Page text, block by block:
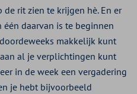
de rit zien te krijgen hè. En er
daarvan is te beginnen
makkelijk kunt
al je verplichtingen kunt
in de week een vergadering
je hebt bijvoorbeeld